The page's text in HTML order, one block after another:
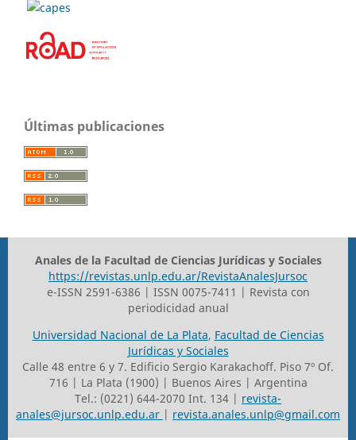
Últimas publicaciones
Anales de la Facultad de Ciencias Jurídicas y Sociales
https://revistas.unlp.edu.ar/RevistaAnalesJursoc
e-ISSN 2591-6386 | ISSN 0075-7411 | Revista con
periodicidad anual
Universidad Nacional de La Plata, Facultad de Ciencias
Jurídicas y Sociales
Calle 48 entre 6 y 7. Edificio Sergio Karakachoff. Piso 7º Of.
716 | La Plata (1900) | Buenos Aires | Argentina
Tel.: (0221) 644-2070 Int. 134 | revista-
anales@jursoc.unlp.edu.ar | revista.anales.unlp@gmail.com